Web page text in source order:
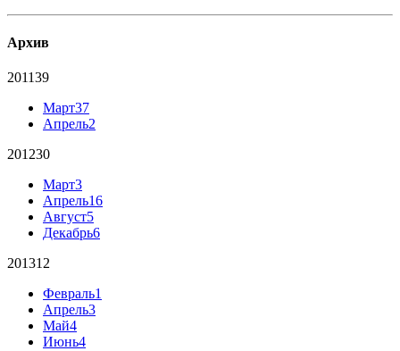
Архив
201139
Март37
Апрель2
201230
Март3
Апрель16
Август5
Декабрь6
201312
Февраль1
Апрель3
Май4
Июнь4